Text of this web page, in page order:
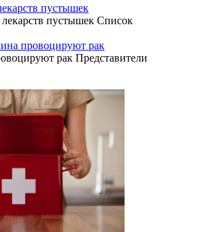
пустышек
пустышек Список
провоцируют рак
рак Представители